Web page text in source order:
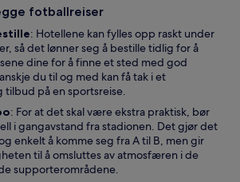
fotballreiser
: Hotellene kan fylles opp raskt under
så det lønner seg å bestille tidlig for å
dine for å finne et sted med god
du til og med kan få tak i et
tilbud på en sportsreise.
: For at det skal være ekstra praktisk, bør
i gangavstand fra stadionen. Det gjør det
enkelt å komme seg fra A til B, men gir
til å omsluttes av atmosfæren i de
supporterområdene.